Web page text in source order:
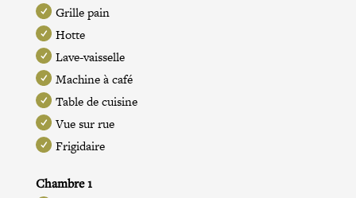
Grille pain
Hotte
Lave-vaisselle
Machine à café
Table de cuisine
Vue sur rue
Frigidaire
Chambre 1